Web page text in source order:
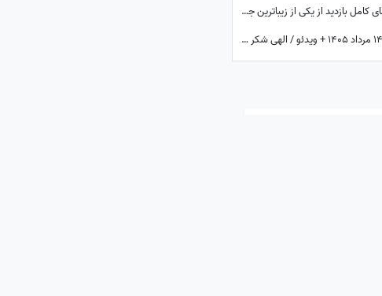
باغ گیاه‌شناسی ایروان کجاست؟ راهنمای کامل بازدید از یکی از زیباترین جاذبه‌های طبیعی ارمنستان، مسیر دسترسی، امکانات و بهترین زمان سفر
شکرگزاری صبحگاهی امروز چهارشنبه 14 مرداد 1405 + ویدئو / الهی شکر که هرلحظه هوامو داشتی؛ حتی لحظاتی که خودم خودمو فراموش کرده بودم